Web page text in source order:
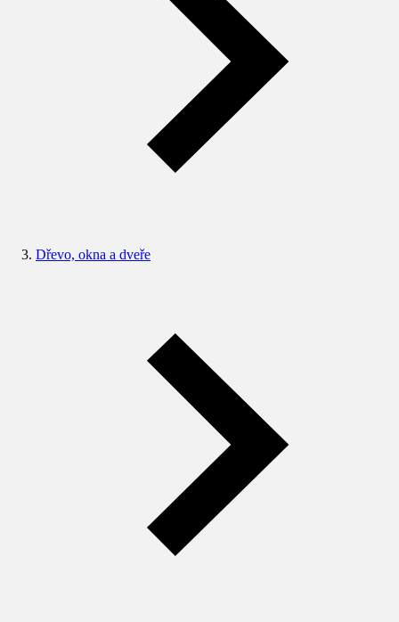
Dřevo, okna a dveře